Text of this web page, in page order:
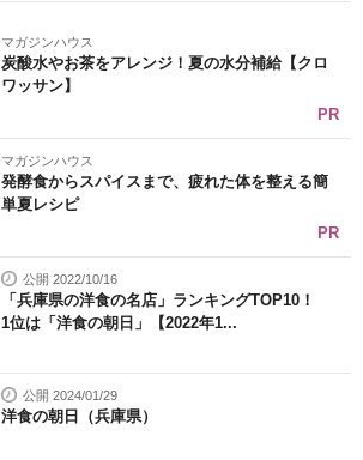
マガジンハウス
炭酸水やお茶をアレンジ！夏の水分補給【クロ
ワッサン】
PR
マガジンハウス
発酵食からスパイスまで、疲れた体を整える簡
単夏レシピ
PR
公開 2022/10/16
「兵庫県の洋食の名店」ランキングTOP10！
1位は「洋食の朝日」【2022年1...
公開 2024/01/29
洋食の朝日（兵庫県）